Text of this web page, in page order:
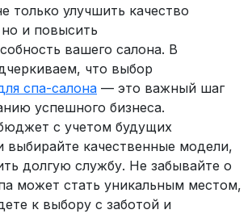
только улучшить качество
и повысить
вашего салона. В
что выбор
спа-салона — это важный шаг
успешного бизнеса.
с учетом будущих
выбирайте качественные модели,
долгую службу. Не забывайте о
может стать уникальным местом,
к выбору с заботой и